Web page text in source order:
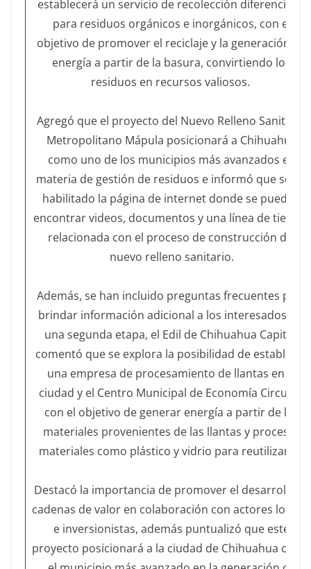
establecerá un servicio de recolección diferenciado
para residuos orgánicos e inorgánicos, con el
objetivo de promover el reciclaje y la generación de
energía a partir de la basura, convirtiendo los
residuos en recursos valiosos.
Agregó que el proyecto del Nuevo Relleno Sanitario
Metropolitano Mápula posicionará a Chihuahua
como uno de los municipios más avanzados en
materia de gestión de residuos e informó que se ha
habilitado la página de internet donde se pueden
encontrar videos, documentos y una línea de tiempo
relacionada con el proceso de construcción del
nuevo relleno sanitario.
Además, se han incluido preguntas frecuentes para
brindar información adicional a los interesados. En
una segunda etapa, el Edil de Chihuahua Capital,
comentó que se explora la posibilidad de establecer
una empresa de procesamiento de llantas en la
ciudad y el Centro Municipal de Economía Circular,
con el objetivo de generar energía a partir de los
materiales provenientes de las llantas y procesar
materiales como plástico y vidrio para reutilizarlo.
Destacó la importancia de promover el desarrollo de
cadenas de valor en colaboración con actores locales
e inversionistas, además puntualizó que este
proyecto posicionará a la ciudad de Chihuahua como